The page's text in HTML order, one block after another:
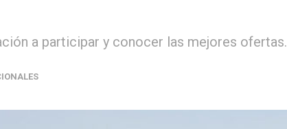
a participar y conocer las mejores ofertas.